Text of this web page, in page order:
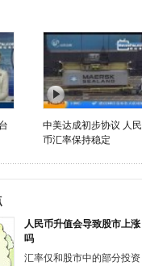
中美达成初步协议 人民
币汇率保持稳定
人民币升值会导致股市上涨
吗
汇率仅和股市中的部分投资